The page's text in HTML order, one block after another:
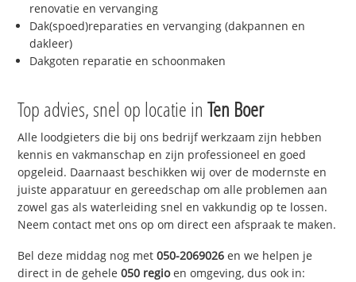
renovatie en vervanging
Dak(spoed)reparaties en vervanging (dakpannen en
dakleer)
Dakgoten reparatie en schoonmaken
Top advies, snel op locatie inTen Boer
Alle loodgieters die bij ons bedrijf werkzaam zijn hebben
kennis en vakmanschap en zijn professioneel en goed
opgeleid. Daarnaast beschikken wij over de modernste en
juiste apparatuur en gereedschap om alle problemen aan
zowel gas als waterleiding snel en vakkundig op te lossen.
Neem contact met ons op om direct een afspraak te maken.
Bel deze middag nog met050-2069026 en we helpen je
direct in de gehele050 regioen omgeving, dus ook in: